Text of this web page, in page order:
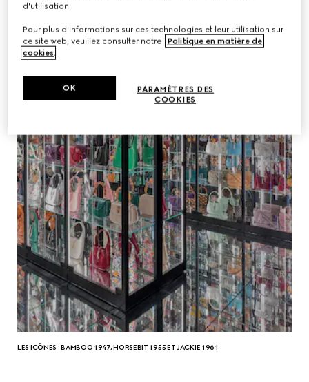
LES ICÔNES : BAMBOO 1947, HORSEBIT 1955 ET JACKIE 1961
d'utilisation.
Pour plus d'informations sur ces technologies et leur utilisation sur
ce site web, veuillez consulter notre
Politique en matière de
cookies.
PARAMÈTRES DES
COOKIES
OK